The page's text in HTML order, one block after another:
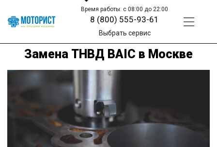
Время работы: с 08:00 до 22:00
8 (800) 555-93-61
Выбрать сервис
Замена ТНВД BAIC в Москве